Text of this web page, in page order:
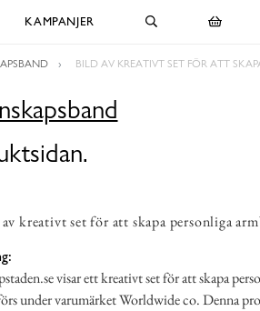
KAMPANJER
BILD AV KREATIVT SET FÖR ATT
kreativt set för att skapa personliga
visar ett kreativt set för att skapa
under varumärket Worldwide co. Denna